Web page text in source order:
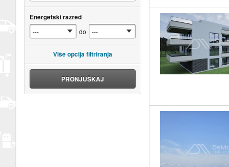
Energetski razred
do
Više opcija filtriranja
PRONJUŠKAJ